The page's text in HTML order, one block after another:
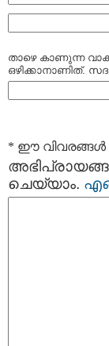
താഴെ കാണുന്ന
ഒഴിക്കാനാണിത്.
* ഈ വിവരങ്ങള്‍
ചെയ്യാം.